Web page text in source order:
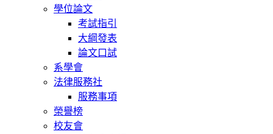
學位論文
考試指引
大綱發表
論文口試
系學會
法律服務社
服務事項
榮譽榜
校友會